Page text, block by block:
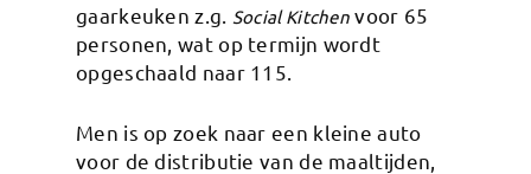
gaarkeuken z.g.
Social Kitchen voor 65
personen, wat op termijn wordt
opgeschaald naar 115.
Men is op zoek naar een kleine auto
voor de distributie van de maaltijden,